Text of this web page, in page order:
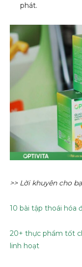
phát.
>> Lời khuyên cho
10 bài tập thoái hóa
20+ thực phẩm tốt
linh hoạt